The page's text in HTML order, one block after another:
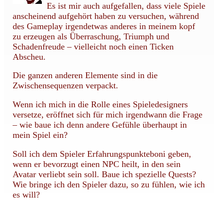
Es ist mir auch aufgefallen, dass viele Spiele
anscheinend aufgehört haben zu versuchen, während
des Gameplay irgendetwas anderes in meinem kopf
zu erzeugen als Überraschung, Triumph und
Schadenfreude – vielleicht noch einen Ticken
Abscheu.
Die ganzen anderen Elemente sind in die
Zwischensequenzen verpackt.
Wenn ich mich in die Rolle eines Spieledesigners
versetze, eröffnet sich für mich irgendwann die Frage
– wie baue ich denn andere Gefühle überhaupt in
mein Spiel ein?
Soll ich dem Spieler Erfahrungspunkteboni geben,
wenn er bevorzugt einen NPC heilt, in den sein
Avatar verliebt sein soll. Baue ich spezielle Quests?
Wie bringe ich den Spieler dazu, so zu fühlen, wie ich
es will?